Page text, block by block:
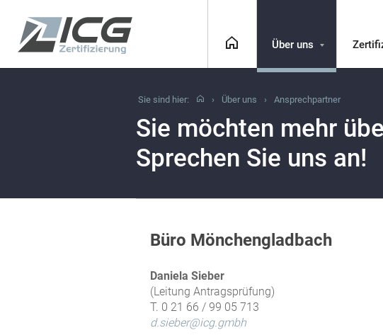
Über uns
Sie sind hier: Über uns Ansprechpartner
Sie möchten mehr
Sprechen Sie uns an!
Büro Mönchengladbach
Daniela Sieber
(Leitung Antragsprüfung)
T. 0 21 66 / 99 05 713
d.sieber@icg.gmbh